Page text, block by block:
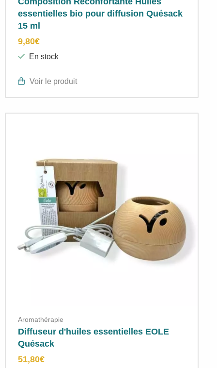
essentielles bio pour diffusion Quésack
15 ml
9,80€
En stock
Voir le produit
Aromathérapie
Diffuseur d'huiles essentielles EOLE
Quésack
51,80€